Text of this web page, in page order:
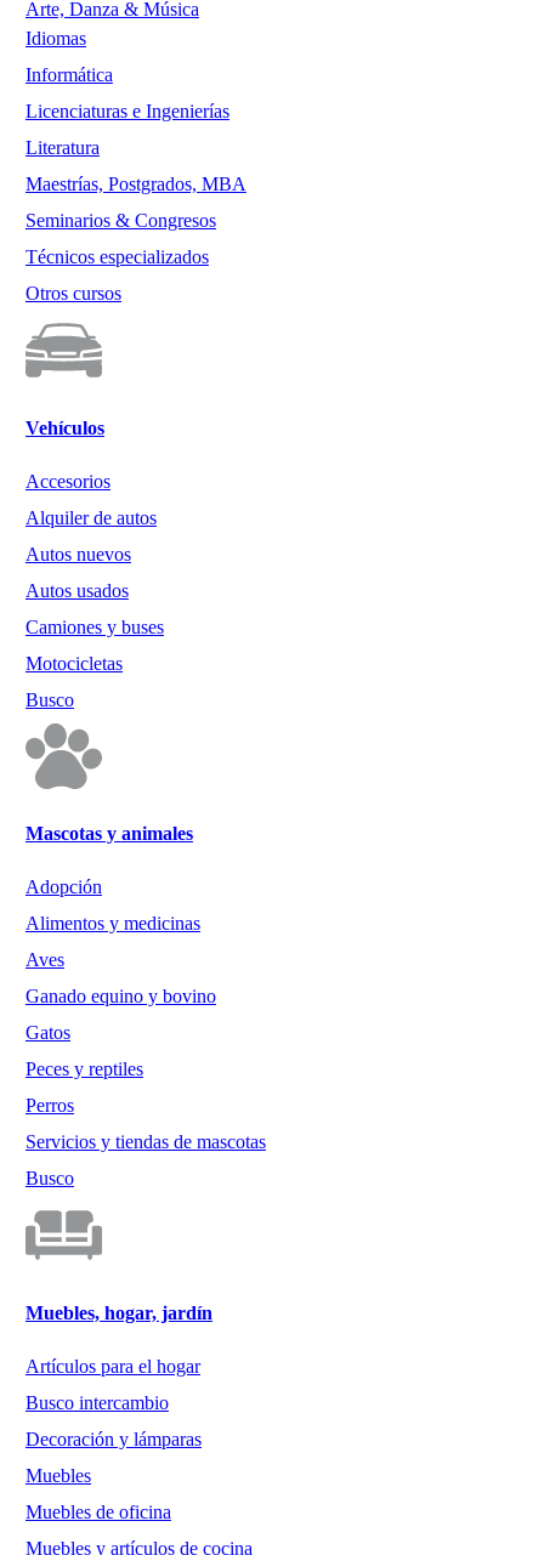
Arte, Danza & Música
Idiomas
Informática
Licenciaturas e Ingenierías
Literatura
Maestrías, Postgrados, MBA
Seminarios & Congresos
Técnicos especializados
Otros cursos
Vehículos
Accesorios
Alquiler de autos
Autos nuevos
Autos usados
Camiones y buses
Motocicletas
Busco
Mascotas y animales
Adopción
Alimentos y medicinas
Aves
Ganado equino y bovino
Gatos
Peces y reptiles
Perros
Servicios y tiendas de mascotas
Busco
Muebles, hogar, jardín
Artículos para el hogar
Busco intercambio
Decoración y lámparas
Muebles
Muebles de oficina
Muebles y artículos de cocina